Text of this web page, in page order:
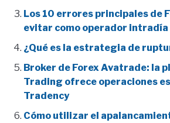
Los 10 errores principales de
evitar como operador intradía
¿Qué es la estrategia de
Broker de Forex Avatrade: la
Trading ofrece operaciones
Tradency
Cómo utilizar el